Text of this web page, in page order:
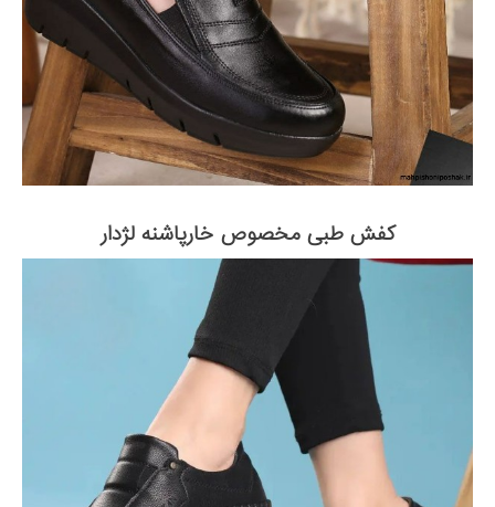
کفش طبی مخصوص خارپاشنه لژدار